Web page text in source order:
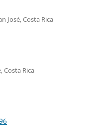
José, Costa Rica
Costa Rica